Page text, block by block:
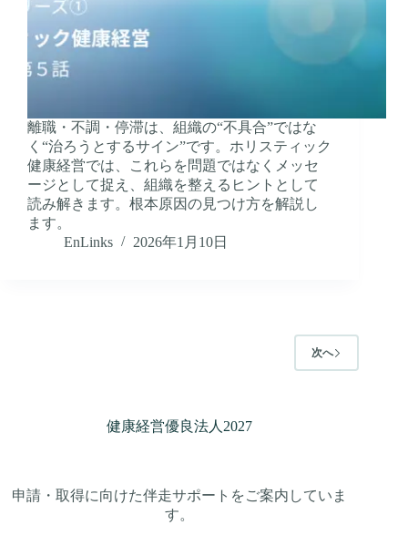
離職・不調・停滞は、組織の“不具合”ではな
く“治ろうとするサイン”です。ホリスティック
健康経営では、これらを問題ではなくメッセ
ージとして捉え、組織を整えるヒントとして
読み解きます。根本原因の見つけ方を解説し
ます。
EnLinks
2026年1月10日
次へ
健康経営優良法人2027
申請・取得に向けた伴走サポートをご案内していま
す。